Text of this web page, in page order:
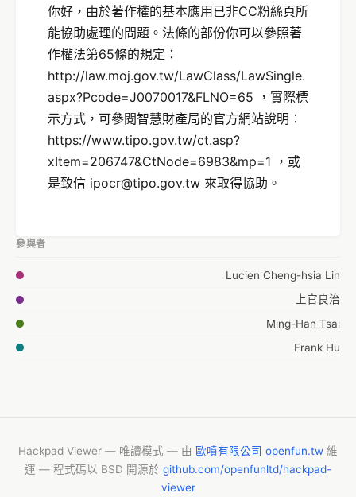
你好，由於著作權的基本應用已非CC粉絲頁所
能協助處理的問題。法條的部份你可以參照著
作權法第65條的規定：
http://law.moj.gov.tw/LawClass/LawSingle.
aspx?Pcode=J0070017&FLNO=65 ，實際標
示方式，可參閱智慧財產局的官方網站說明：
https://www.tipo.gov.tw/ct.asp?
xItem=206747&CtNode=6983&mp=1 ，或
是致信 ipocr@tipo.gov.tw 來取得協助。
參與者
Lucien Cheng-hsia Lin
上官良治
Ming-Han Tsai
Frank Hu
Hackpad Viewer — 唯讀模式 — 由 歐噴有限公司 openfun.tw 維
運 — 程式碼以 BSD 開源於 github.com/openfunltd/hackpad-
viewer